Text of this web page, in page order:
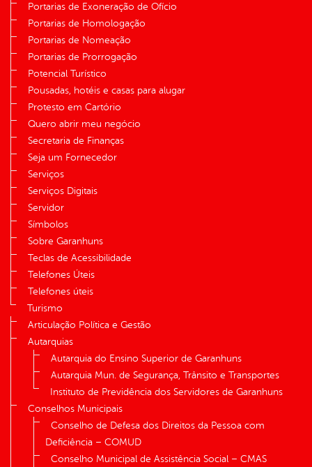
Portarias de Exoneração de Ofício
Portarias de Homologação
Portarias de Nomeação
Portarias de Prorrogação
Potencial Turístico
Pousadas, hotéis e casas para alugar
Protesto em Cartório
Quero abrir meu negócio
Secretaria de Finanças
Seja um Fornecedor
Serviços
Serviços Digitais
Servidor
Símbolos
Sobre Garanhuns
Teclas de Acessibilidade
Telefones Úteis
Telefones úteis
Turismo
Articulação Política e Gestão
Autarquias
Autarquia do Ensino Superior de Garanhuns
Autarquia Mun. de Segurança, Trânsito e Transportes
Instituto de Previdência dos Servidores de Garanhuns
Conselhos Municipais
Conselho de Defesa dos Direitos da Pessoa com
Deficiência – COMUD
Conselho Municipal de Assistência Social – CMAS